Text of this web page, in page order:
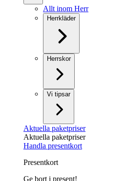
Allt inom Herr
Herrkläder
Herrskor
Vi tipsar
Aktuella paketpriser
Aktuella paketpriser
Handla presentkort
Presentkort
Ge bort i present!